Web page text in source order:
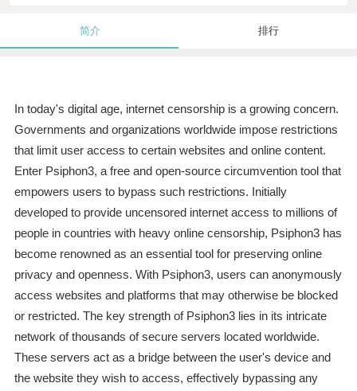
简介 排行
In today's digital age, internet censorship is a growing concern.
Governments and organizations worldwide impose restrictions
that limit user access to certain websites and online content.
Enter Psiphon3, a free and open-source circumvention tool that
empowers users to bypass such restrictions. Initially
developed to provide uncensored internet access to millions of
people in countries with heavy online censorship, Psiphon3 has
become renowned as an essential tool for preserving online
privacy and openness. With Psiphon3, users can anonymously
access websites and platforms that may otherwise be blocked
or restricted. The key strength of Psiphon3 lies in its intricate
network of thousands of secure servers located worldwide.
These servers act as a bridge between the user's device and
the website they wish to access, effectively bypassing any